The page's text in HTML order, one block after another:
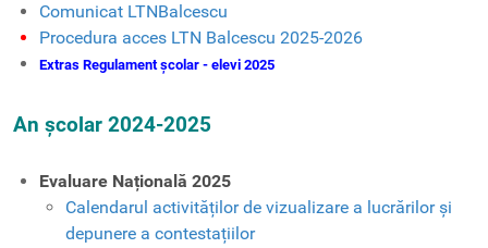
Comunicat LTNBalcescu
Procedura acces LTN Balcescu 2025-2026
Extras Regulament școlar - elevi 2025
An școlar 2024-2025
Evaluare Națională 2025
Calendarul activităților de vizualizare a lucrărilor și
depunere a contestațiilor